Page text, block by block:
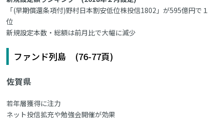
「(早期償還条項付)野村日本割安低位株投信1802」が595億円で１
位
新規設定本数・総額は前月比で大幅に減少
ファンド列島 (76-77頁)
佐賀県
若年層獲得に注力
ネット投信拡充や勉強会開催が効果